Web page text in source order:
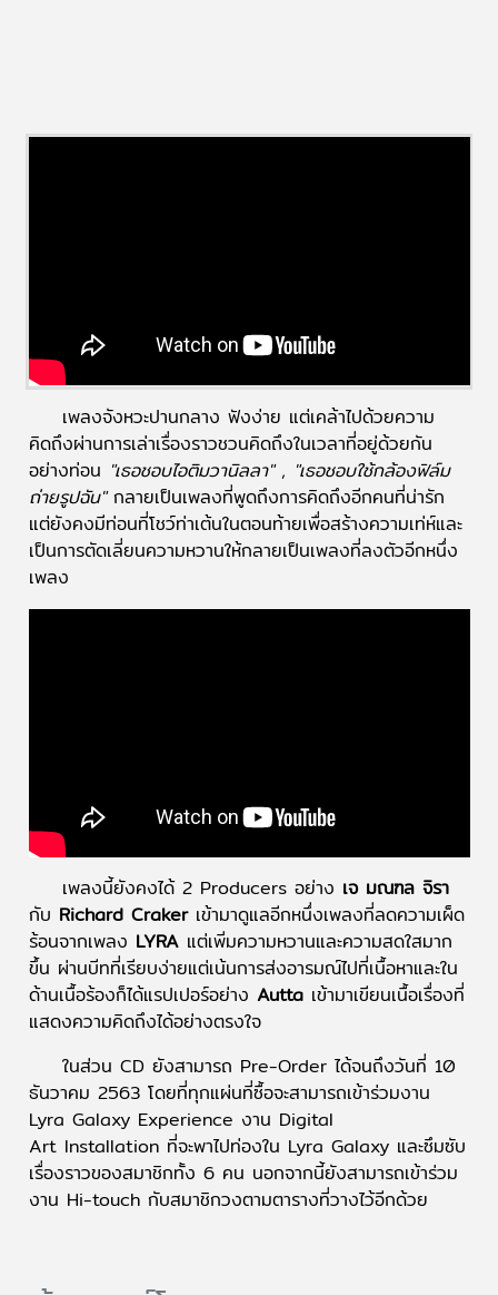
เพลงจังหวะปานกลาง ฟังง่าย แต่เคล้าไปด้วยความ
คิดถึงผ่านการเล่าเรื่องราวชวนคิดถึงในเวลาที่อยู่ด้วยกัน
อย่างท่อน "เธอชอบไอติมวานิลลา", "เธอชอบใช้กล้องฟิล์ม
ถ่ายรูปฉัน"กลายเป็นเพลงที่พูดถึงการคิดถึงอีกคนที่น่ารัก
แต่ยังคงมีท่อนที่โชว์ท่าเต้นในตอนท้ายเพื่อสร้างความเท่ห์และ
เป็นการตัดเลี่ยนความหวานให้กลายเป็นเพลงที่ลงตัวอีกหนึ่ง
เพลง
เพลงนี้ยังคงได้ 2 Producers อย่าง เจ มณฑล จิรา
กับ Richard Crakerเข้ามาดูแลอีกหนึ่งเพลงที่ลดความเผ็ด
ร้อนจากเพลง LYRAแต่เพิ่มความหวานและความสดใสมาก
ขึ้น ผ่านบีทที่เรียบง่ายแต่เน้นการส่งอารมณ์ไปที่เนื้อหาและใน
ด้านเนื้อร้องก็ได้แรปเปอร์อย่าง Auttaเข้ามาเขียนเนื้อเรื่องที่
แสดงความคิดถึงได้อย่างตรงใจ
ในส่วน CD ยังสามารถ Pre-Order ได้จนถึงวันที่ 10
ธันวาคม 2563 โดยที่ทุกแผ่นที่ซื้อจะสามารถเข้าร่วมงาน
Lyra Galaxy Experience งาน Digital
Art Installation ที่จะพาไปท่องใน Lyra Galaxy และซึมซับ
เรื่องราวของสมาชิกทั้ง 6 คน นอกจากนี้ยังสามารถเข้าร่วม
งาน Hi-touch กับสมาชิกวงตามตารางที่วางไว้อีกด้วย